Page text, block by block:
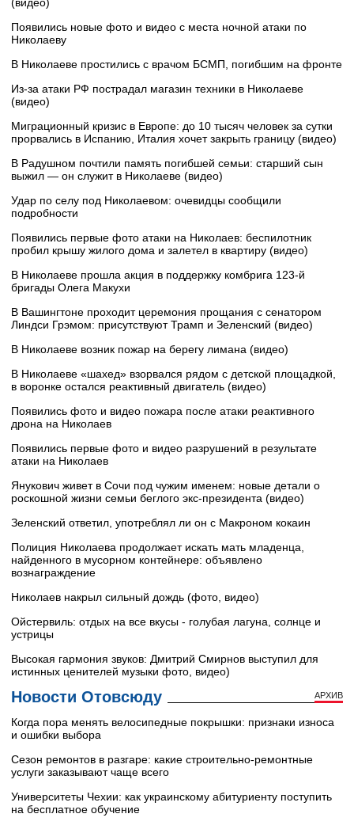
(видео)
Появились новые фото и видео с места ночной атаки по
Николаеву
В Николаеве простились с врачом БСМП, погибшим на фронте
Из-за атаки РФ пострадал магазин техники в Николаеве
(видео)
Миграционный кризис в Европе: до 10 тысяч человек за сутки
прорвались в Испанию, Италия хочет закрыть границу (видео)
В Радушном почтили память погибшей семьи: старший сын
выжил — он служит в Николаеве (видео)
Удар по селу под Николаевом: очевидцы сообщили
подробности
Появились первые фото атаки на Николаев: беспилотник
пробил крышу жилого дома и залетел в квартиру (видео)
В Николаеве прошла акция в поддержку комбрига 123-й
бригады Олега Макухи
В Вашингтоне проходит церемония прощания с сенатором
Линдси Грэмом: присутствуют Трамп и Зеленский (видео)
В Николаеве возник пожар на берегу лимана (видео)
В Николаеве «шахед» взорвался рядом с детской площадкой,
в воронке остался реактивный двигатель (видео)
Появились фото и видео пожара после атаки реактивного
дрона на Николаев
Появились первые фото и видео разрушений в результате
атаки на Николаев
Янукович живет в Сочи под чужим именем: новые детали о
роскошной жизни семьи беглого экс-президента (видео)
Зеленский ответил, употреблял ли он с Макроном кокаин
Полиция Николаева продолжает искать мать младенца,
найденного в мусорном контейнере: объявлено
вознаграждение
Николаев накрыл сильный дождь (фото, видео)
Ойстервиль: отдых на все вкусы - голубая лагуна, солнце и
устрицы
Высокая гармония звуков: Дмитрий Смирнов выступил для
истинных ценителей музыки фото, видео)
Новости Отовсюду АРХИВ
Когда пора менять велосипедные покрышки: признаки износа
и ошибки выбора
Сезон ремонтов в разгаре: какие строительно-ремонтные
услуги заказывают чаще всего
Университеты Чехии: как украинскому абитуриенту поступить
на бесплатное обучение